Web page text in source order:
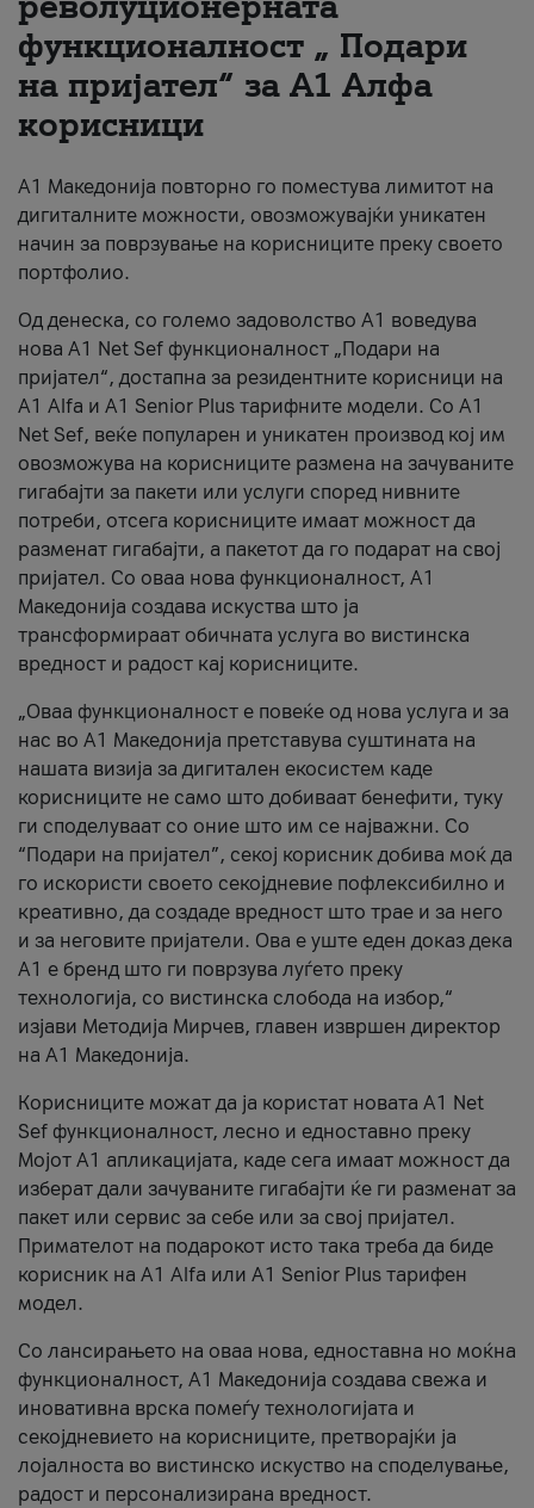
За нас
#ПодобарОнлајн
функционалност „ Подари
на пријател“ за А1 Алфа
корисници
А1 Македонија повторно го поместува лимитот на
дигиталните можности, овозможувајќи уникатен
начин за поврзување на корисниците преку своето
портфолио.
Од денеска, со големо задоволство А1 воведува
нова A1 Net Sef функционалност „Подари на
пријател“, достапна за резидентните корисници на
А1 Alfa и A1 Senior Plus тарифните модели. Со A1
Net Sef, веќе популарен и уникатен производ кој им
овозможува на корисниците размена на зачуваните
гигабајти за пакети или услуги според нивните
потреби, отсега корисниците имаат можност да
разменат гигабајти, а пакетот да го подарат на свој
пријател. Со оваа нова функционалност, А1
Македонија создава искуства што ја
трансформираат обичната услуга во вистинска
вредност и радост кај корисниците.
„Оваа функционалност е повеќе од нова услуга и за
нас во А1 Македонија претставува суштината на
нашата визија за дигитален екосистем каде
корисниците не само што добиваат бенефити, туку
ги споделуваат со оние што им се најважни. Со
“Подари на пријател”, секој корисник добива моќ да
го искористи своето секојдневие пофлексибилно и
креативно, да создаде вредност што трае и за него
и за неговите пријатели. Ова е уште еден доказ дека
А1 е бренд што ги поврзува луѓето преку
технологија, со вистинска слобода на избор,“
изјави Методија Мирчев, главен извршен директор
на А1 Македонија.
Корисниците можат да ја користат новата А1 Net
Sef функционалност, лесно и едноставно преку
Мојот А1 апликацијата, каде сега имаат можност да
изберат дали зачуваните гигабајти ќе ги разменат за
пакет или сервис за себе или за свој пријател.
Примателот на подарокот исто така треба да биде
корисник на А1 Alfa или A1 Senior Plus тарифен
модел.
Со лансирањето на оваа нова, едноставна но моќна
функционалност, А1 Македонија создава свежа и
иновативна врска помеѓу технологијата и
секојдневието на корисниците, претворајќи ја
лојалноста во вистинско искуство на споделување,
радост и персонализирана вредност.